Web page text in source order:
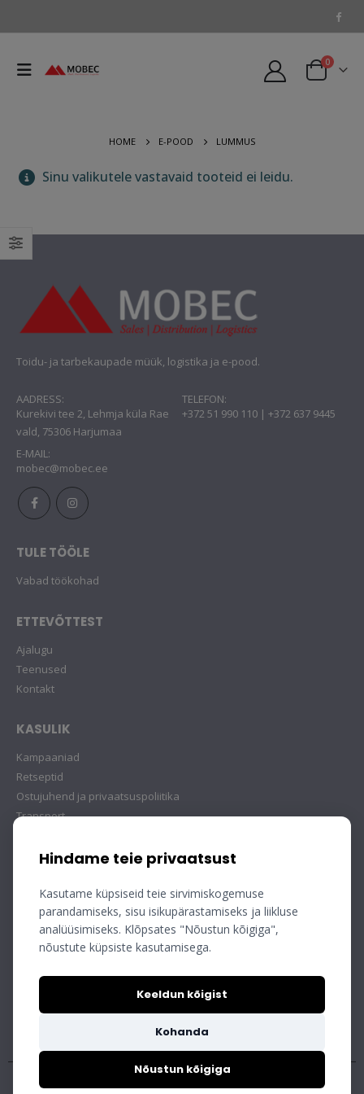
0
HOME E-POOD LUMMUS
Sinu valikutele vastavaid tooteid ei leidu.
Toidu- ja tarbekaupade müük, logistika ja e-pood.
AADRESS:
Kurekivi tee 2, Lehmja küla Rae
vald, 75306 Harjumaa
TELEFON:
+372 51 990 110 | +372 637 9445
E-MAIL:
mobec@mobec.ee
TULE TÖÖLE
Vabad töökohad
ETTEVÕTTEST
Ajalugu
Teenused
Kontakt
KASULIK
Kampaaniad
Retseptid
Ostujuhend ja privaatsuspoliitika
Transport
Hindame teie privaatsust
Kasutame küpsiseid teie sirvimiskogemuse
parandamiseks, sisu isikupärastamiseks ja liikluse
analüüsimiseks. Klõpsates "Nõustun kõigiga",
nõustute küpsiste kasutamisega.
Nõustun kõigiga
Keeldun kõigist
Kohanda